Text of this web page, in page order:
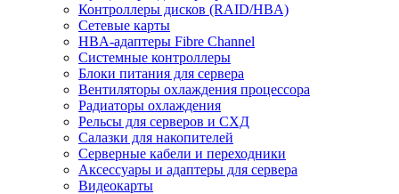
Контроллеры дисков (RAID/HBA)
Сетевые карты
HBA-адаптеры Fibre Channel
Системные контроллеры
Блоки питания для сервера
Вентиляторы охлаждения процессора
Радиаторы охлаждения
Рельсы для серверов и СХД
Салазки для накопителей
Серверные кабели и переходники
Аксессуары и адаптеры для сервера
Видеокарты